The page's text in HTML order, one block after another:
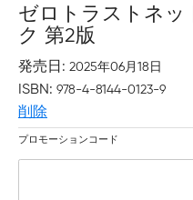
ゼロトラストネッ
ク 第2版
発売日 2025年06月18日
ISBN 978-4-8144-0123-9
削除
プロモーションコード